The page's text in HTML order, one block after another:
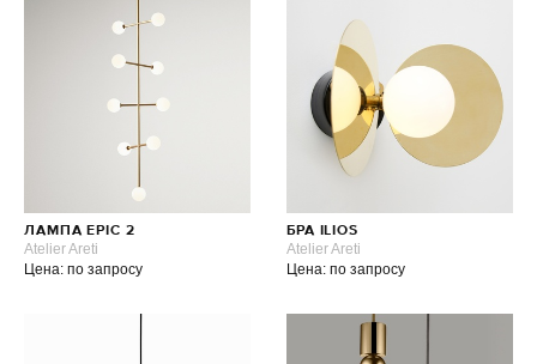
ЛАМПА EPIC 2
Atelier Areti
Цена: по запросу
БРА ILIOS
Atelier Areti
Цена: по запросу